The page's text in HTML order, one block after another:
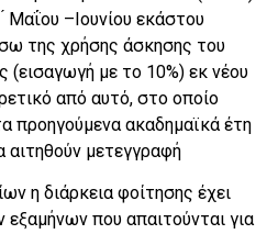
–Ιουνίου εκάστου
της χρήσης άσκησης του
με το 10%) εκ νέου
από αυτό, στο οποίο
προηγούμενα ακαδημαϊκά έτη
αιτηθούν μετεγγραφή
η διάρκεια φοίτησης έχει
εξαμήνων που απαιτούνται για